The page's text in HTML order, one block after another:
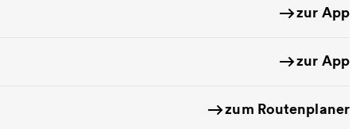
zur App
zur App
zum Routenplaner